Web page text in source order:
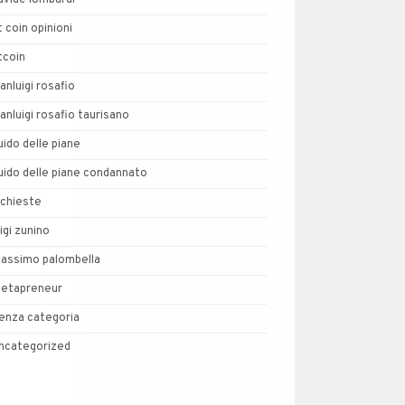
coin opinioni
rosafio
rosafio taurisano
delle piane
delle piane condannato
zunino
palombella
categoria